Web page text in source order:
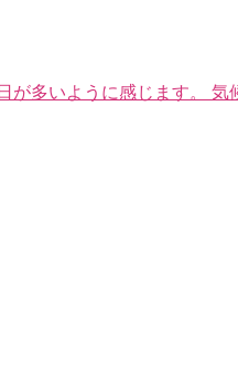
が多いように感じます。